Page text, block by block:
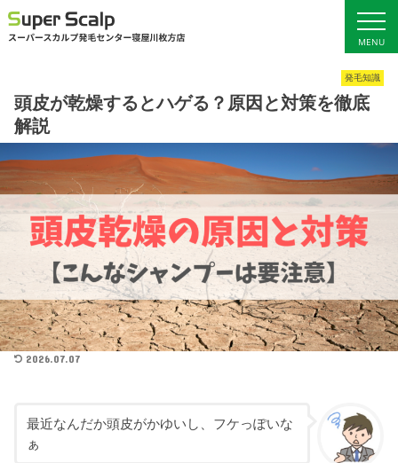
MENU
初回ご予約
女性の発毛 店舗概要・アクセス
男性の発毛
27-30
発毛知識
頭皮が乾燥するとハゲる？原因と対策を徹底
解説
2026.07.07
最近なんだか頭皮がかゆいし、フケっぽいな
ぁ